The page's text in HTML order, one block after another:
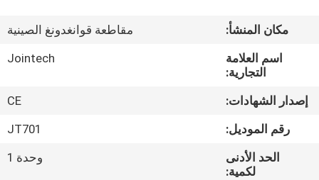
عرض
الافتراضي
معلومات
مكان المنشأ:
مقاطعة قوانغدونغ الصينية
اسم العلامة
التجارية:
Jointech
إصدار الشهادات:
CE
رقم الموديل:
JT701
الحد الأدنى
لكمية:
وحدة 1